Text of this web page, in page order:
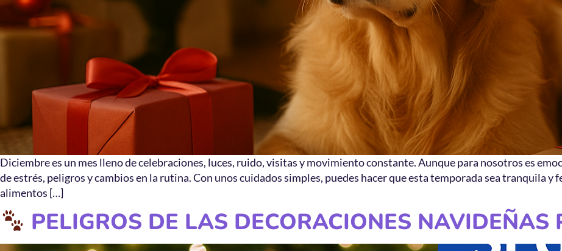
Diciembre es un mes lleno de celebraciones, luces, ruido, visitas y movimiento constante. Aunque para nosotros es
de estrés, peligros y cambios en la rutina. Con unos cuidados simples, puedes hacer que esta temporada sea tranquila y
alimentos […]
PELIGROS DE LAS DECORACIONES NAVIDEÑAS